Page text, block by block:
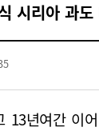
시리아 과도
13년여간 이